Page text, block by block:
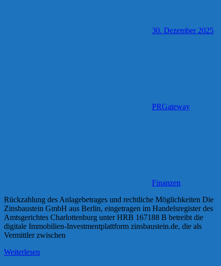
30. Dezember 2025
PRGateway
Finanzen
Rückzahlung des Anlagebetrages und rechtliche Möglichkeiten Die
Zinsbaustein GmbH aus Berlin, eingetragen im Handelsregister des
Amtsgerichtes Charlottenburg unter HRB 167188 B betreibt die
digitale Immobilien-Investmentplattform zinsbaustein.de, die als
Vermittler zwischen
Weiterlesen